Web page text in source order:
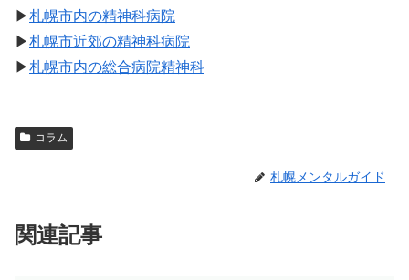
▶︎札幌市内の精神科病院
▶︎札幌市近郊の精神科病院
▶︎札幌市内の総合病院精神科
コラム
札幌メンタルガイド
関連記事